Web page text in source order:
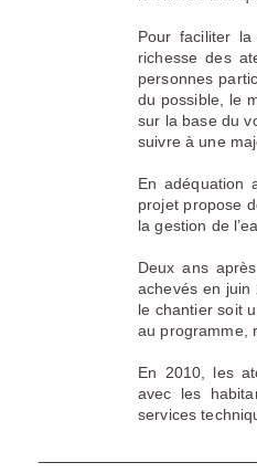
Pour faciliter
richesse des
personnes
du possible, le
sur la base du
suivre à une
En adéquation
projet propose
la gestion de
Deux ans
achevés en juin
le chantier soit
au programme,
En 2010, les
avec les
services